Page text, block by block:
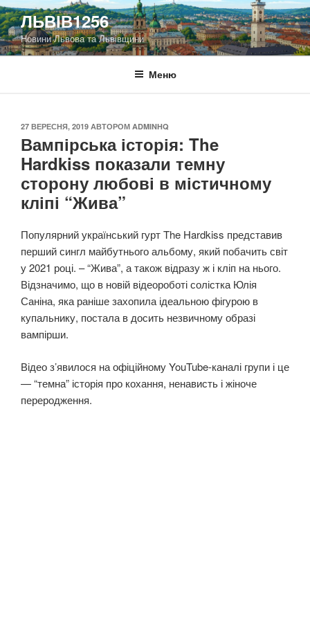
Перейти
до
вмісту
ЛЬВІВ1256
Новини Львова та Львівщини
Меню
ОПУБЛІКОВАНО
27 ВЕРЕСНЯ, 2019 АВТОРОМ ADMINHQ
Вампірська історія: The
Hardkiss показали темну
сторону любові в містичному
кліпі “Жива”
Популярний український гурт The Hardkiss представив
перший сингл майбутнього альбому, який побачить світ
у 2021 році. – “Жива”, а також відразу ж і кліп на нього.
Відзначимо, що в новій відеороботі солістка Юлія
Саніна, яка раніше захопила ідеальною фігурою в
купальнику, постала в досить незвичному образі
вампірши.
Відео з’явилося на офіційному YouTube-каналі групи і це
— “темна” історія про кохання, ненависть і жіноче
переродження.